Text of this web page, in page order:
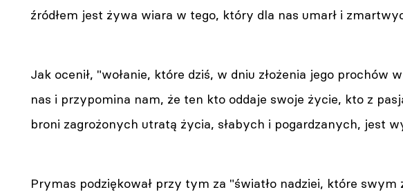
źródłem jest żywa wiara w tego, który dla nas umarł i
Jak ocenił, "wołanie, które dziś, w dniu złożenia jego prochów
nas i przypomina nam, że ten kto oddaje swoje życie, kto z
broni zagrożonych utratą życia, słabych i pogardzanych, jest
Prymas podziękował przy tym za "światło nadziei, które